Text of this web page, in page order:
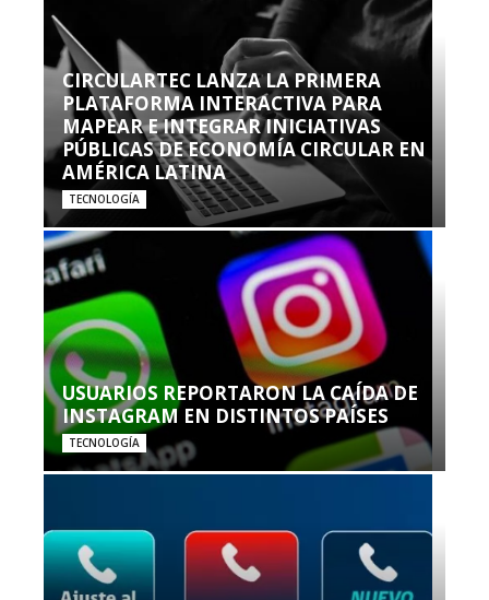
CIRCULARTEC LANZA LA PRIMERA
PLATAFORMA INTERACTIVA PARA
MAPEAR E INTEGRAR INICIATIVAS
PÚBLICAS DE ECONOMÍA CIRCULAR EN
AMÉRICA LATINA
TECNOLOGÍA
USUARIOS REPORTARON LA CAÍDA DE
INSTAGRAM EN DISTINTOS PAÍSES
TECNOLOGÍA